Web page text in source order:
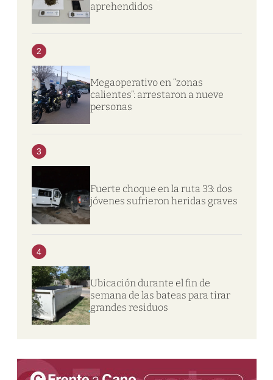
aprehendidos
2
Megaoperativo en “zonas
calientes”: arrestaron a nueve
personas
3
Fuerte choque en la ruta 33: dos
jóvenes sufrieron heridas graves
4
Ubicación durante el fin de
semana de las bateas para tirar
grandes residuos